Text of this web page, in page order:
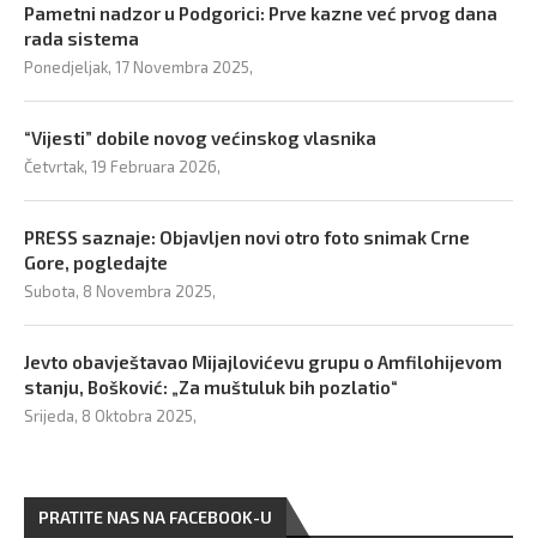
Pametni nadzor u Podgorici: Prve kazne već prvog dana
rada sistema
Ponedjeljak, 17 Novembra 2025,
“Vijesti” dobile novog većinskog vlasnika
Četvrtak, 19 Februara 2026,
PRESS saznaje: Objavljen novi otro foto snimak Crne
Gore, pogledajte
Subota, 8 Novembra 2025,
Jevto obavještavao Mijajlovićevu grupu o Amfilohijevom
stanju, Bošković: „Za muštuluk bih pozlatio“
Srijeda, 8 Oktobra 2025,
PRATITE NAS NA FACEBOOK-U